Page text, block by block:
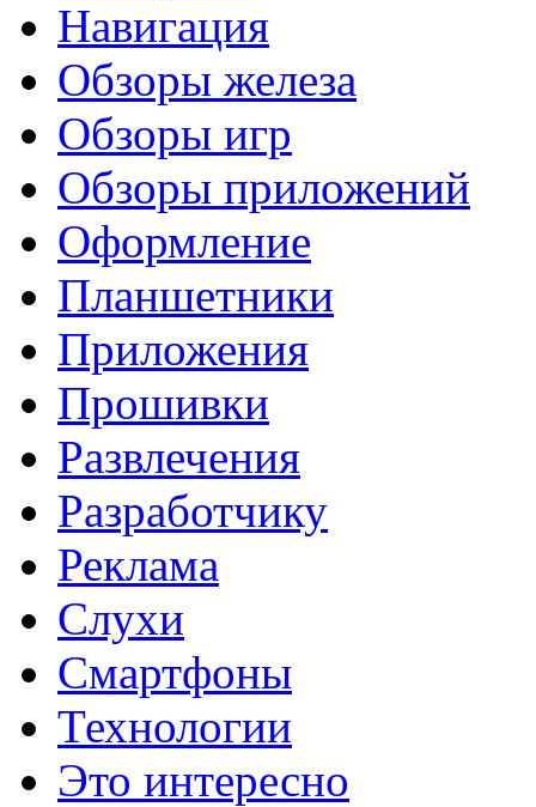
Навигация
Обзоры железа
Обзоры игр
Обзоры приложений
Оформление
Планшетники
Приложения
Прошивки
Развлечения
Разработчику
Реклама
Слухи
Смартфоны
Технологии
Это интересно